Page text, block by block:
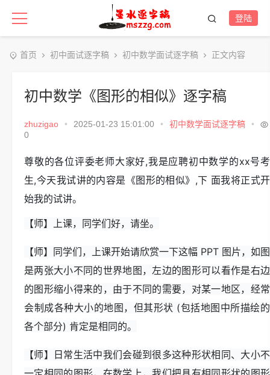
登陆
首页 初中面试逐字稿 初中数学面试逐字稿 正文内容
初中数学《图形的相似》逐字稿
zhuzigao • 2025-01-23 15:01:00 • 初中数学面试逐字稿
•
0
尊敬的各位评委老师大家好,我是应聘初中数学的xx号考
生,今天我试讲的内容是《图形的相似》,下 面我将正式开
始我的试讲。
【师】上课，同学们好，请坐。
【师】同学们，上课开始请欣赏一下这幅 PPT 图片，如图
是两张大小不同的世界地图，左边的图形可以看作是右边
的图形缩小得来的，由于不同的需要，对某一地区，经常
会制成各种大小的地图，但其形状 (包括地图中所描绘的
各个部分) 肯定是相同的。
【师】日常生活中我们会碰到很多这种形状相同、大小不